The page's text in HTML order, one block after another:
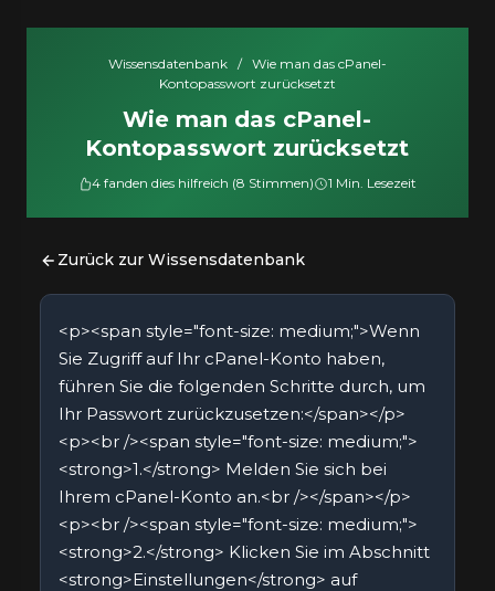
Wissensdatenbank /
Wie man das cPanel-
Kontopasswort zurücksetzt
Wie man das cPanel-
Kontopasswort zurücksetzt
4 fanden dies hilfreich (8 Stimmen) 1 Min. Lesezeit
Zurück zur Wissensdatenbank
<p><span style="font-size: medium;">Wenn
Sie Zugriff auf Ihr cPanel-Konto haben,
führen Sie die folgenden Schritte durch, um
Ihr Passwort zurückzusetzen:</span></p>
<p><br /><span style="font-size: medium;">
<strong>1.</strong> Melden Sie sich bei
Ihrem cPanel-Konto an.<br /></span></p>
<p><br /><span style="font-size: medium;">
<strong>2.</strong> Klicken Sie im Abschnitt
<strong>Einstellungen</strong> auf